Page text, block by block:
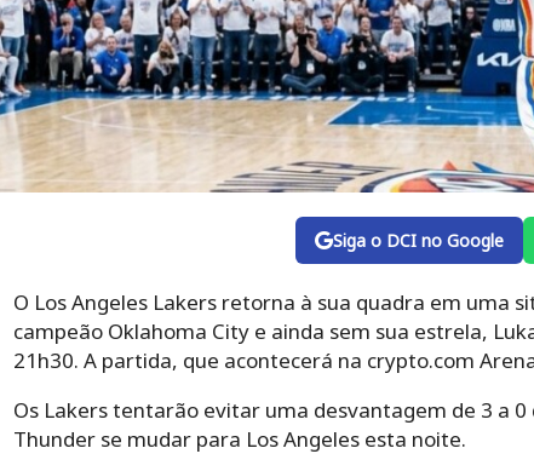
Siga o DCI no Google
O Los Angeles Lakers retorna à sua quadra em uma
campeão Oklahoma City e ainda sem sua estrela,
21h30. A partida, que acontecerá na crypto.com
Os Lakers tentarão evitar uma desvantagem de 3 a
Thunder se mudar para Los Angeles esta noite.